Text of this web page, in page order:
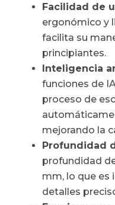
Facilidad de
ergonómico y
facilita su
principiantes.
Inteligencia
funciones de
proceso de
mejorando la
Profundidad
profundidad
mm, lo que es
detalles